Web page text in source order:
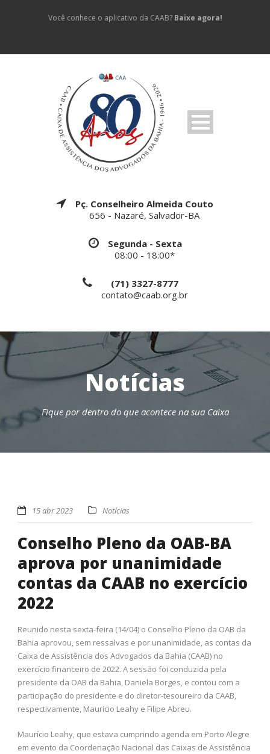
Você conhece o aplicativo da CAAB? Baixe agora!
Pç. Conselheiro Almeida Couto
656 - Nazaré, Salvador-BA
Segunda - Sexta
08:00 - 18:00*
(71) 3327-8777
contato@caab.org.br
Notícias
Fique por dentro do que acontece na sua Caixa
15 abr 2023 Notícias
Conselho Pleno da OAB-BA
aprova por unanimidade
contas da CAAB no exercício
2022
Reunido nesta sexta-feira (14/04) o Conselho Pleno da OAB da
Bahia aprovou, sem ressalvas e por unanimidade, as contas da
Caixa de Assistência dos Advogados da Bahia (CAAB) no
exercício financeiro de 2022. A sessão foi conduzida pela
presidente da OAB da Bahia, Daniela Borges, e contou com a
participação do presidente e do diretor-tesoureiro da CAAB,
respectivamente, Maurício Leahy e Filipe Abreu.
Maurício Leahy, que estava cumprindo agenda em Porto Alegre
em evento da Coordenação Nacional das Caixas de Assistência